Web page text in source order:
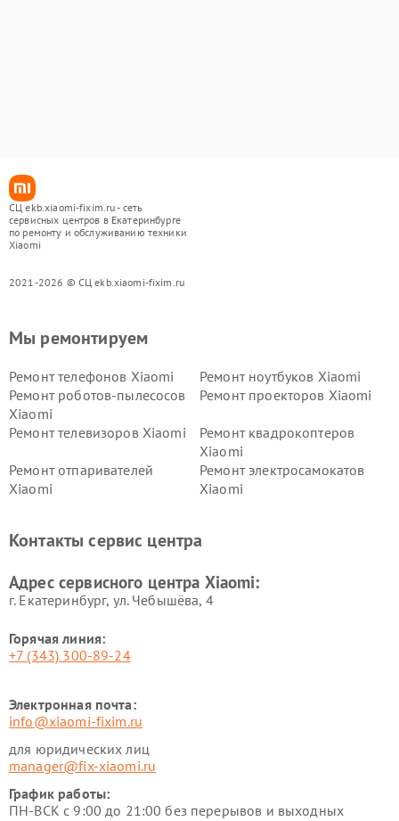
СЦ ekb.xiaomi-fixim.ru - сеть
сервисных центров в Екатеринбурге
по ремонту и обслуживанию техники
Xiaomi
2021-2026 © СЦ ekb.xiaomi-fixim.ru
Мы ремонтируем
Ремонт телефонов Xiaomi
Ремонт ноутбуков Xiaomi
Ремонт роботов-пылесосов
Xiaomi
Ремонт проекторов Xiaomi
Ремонт телевизоров Xiaomi
Ремонт квадрокоптеров
Xiaomi
Ремонт отпаривателей
Xiaomi
Ремонт электросамокатов
Xiaomi
Ремонт стиральных машин
Ремонт смарт-часов Xiaomi
Контакты сервис центра
Адрес сервисного центра Xiaomi:
г. Екатеринбург, ул. Чебышёва, 4
Горячая линия:
+7 (343) 300-89-24
Электронная почта:
info@xiaomi-fixim.ru
для юридических лиц
manager@fix-xiaomi.ru
График работы:
ПН-ВСК с 9:00 до 21:00 без перерывов и выходных